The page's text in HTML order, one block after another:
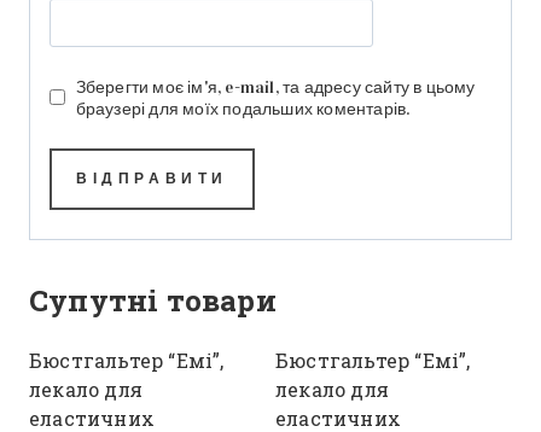
Зберегти моє ім'я, e-mail, та адресу сайту в цьому
браузері для моїх подальших коментарів.
Супутні товари
Бюстгальтер “Емі”,
лекало для
еластичних
Бюстгальтер “Емі”,
лекало для
еластичних